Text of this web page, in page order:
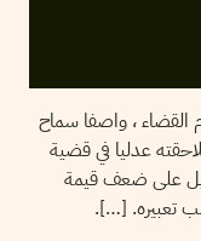
، واصفا سماح
عدليا في قضية
على ضعف قيمة
تعبيره. […].